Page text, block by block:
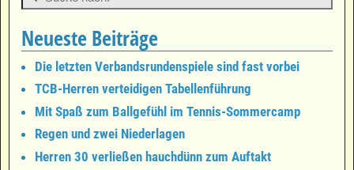
Neueste Beiträge
Die letzten Verbandsrundenspiele sind fast vorbei
TCB-Herren verteidigen Tabellenführung
Mit Spaß zum Ballgefühl im Tennis-Sommercamp
Regen und zwei Niederlagen
Herren 30 verließen hauchdünn zum Auftakt